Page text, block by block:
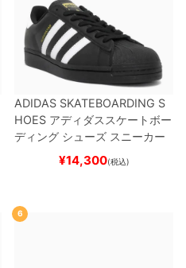
ADIDAS SKATEBOARDING S
HOES アディダススケートボー
ディング シューズ スニーカー
スーパースター SUPERSTAR A
BLACK/WHITE/WHITE
ー
¥14,300(税込)
6